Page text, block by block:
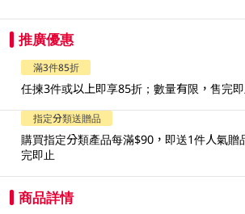
推廣優惠
滿3件85折
任揀3件或以上即享85折；數量有限，售完
指定分類送贈品
購買指定分類產品每滿$90，即送1件人氣贈
完即止
商品詳情